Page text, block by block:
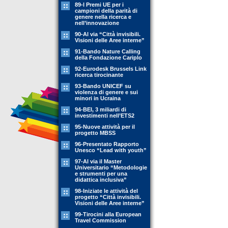
89-l Premi UE per i
campioni della parità di
genere nella ricerca e
nell’innovazione
90-Al via “Città invisibili.
Visioni delle Aree interne”
91-Bando Nature Calling
della Fondazione Cariplo
92-Eurodesk Brussels Link
ricerca tirocinante
93-Bando UNICEF su
violenza di genere e sui
minori in Ucraina
94-BEI, 3 miliardi di
investimenti nell’ETS2
95-Nuove attività per il
progetto MBSS
96-Presentato Rapporto
Unesco “Lead with youth”
97-Al via il Master
Universitario “Metodologie
e strumenti per una
didattica inclusiva”
98-Iniziate le attività del
progetto “Città invisibili.
Visioni delle Aree interne”
99-Tirocini alla European
Travel Commission